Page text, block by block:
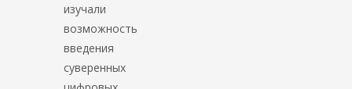
изучали
возможность
введения
суверенных